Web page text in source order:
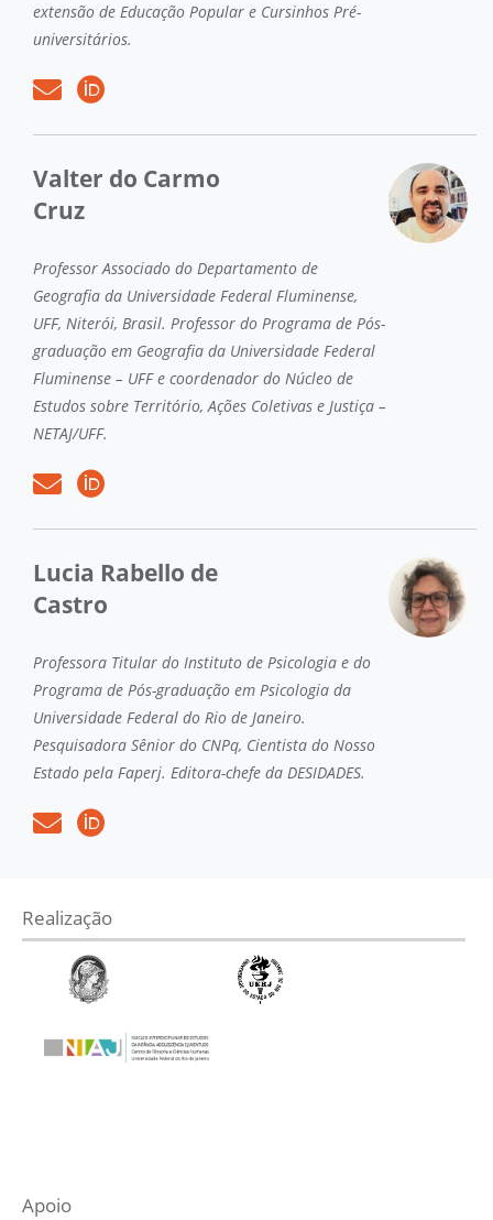
extensão de Educação Popular e Cursinhos Pré-
universitários.
Valter do Carmo
Cruz
Professor Associado do Departamento de
Geografia da Universidade Federal Fluminense,
UFF, Niterói, Brasil. Professor do Programa de Pós-
graduação em Geografia da Universidade Federal
Fluminense – UFF e coordenador do Núcleo de
Estudos sobre Território, Ações Coletivas e Justiça –
NETAJ/UFF.
Lucia Rabello de
Castro
Professora Titular do Instituto de Psicologia e do
Programa de Pós-graduação em Psicologia da
Universidade Federal do Rio de Janeiro.
Pesquisadora Sênior do CNPq, Cientista do Nosso
Estado pela Faperj. Editora-chefe da DESIDADES.
Realização
Apoio